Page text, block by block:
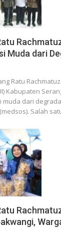
Muda dari
Ratu
Kabupaten
dari
Salah